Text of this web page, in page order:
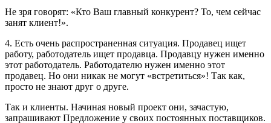
Не зря говорят: «Кто Ваш главный конкурент? То, чем сейчас
занят клиент!».
4. Есть очень распространенная ситуация. Продавец ищет
работу, работодатель ищет продавца. Продавцу нужен именно
этот работодатель. Работодателю нужен именно этот
продавец. Но они никак не могут «встретиться»! Так как,
просто не знают друг о друге.
Так и клиенты. Начиная новый проект они, зачастую,
запрашивают Предложение у своих постоянных поставщиков.